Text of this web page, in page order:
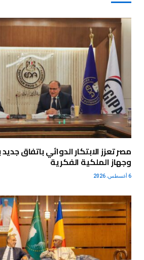
مصر تعزز الابتكار الدوائي باتفاق
وجهاز الملكية الفكرية
6 أغسطس، 2026